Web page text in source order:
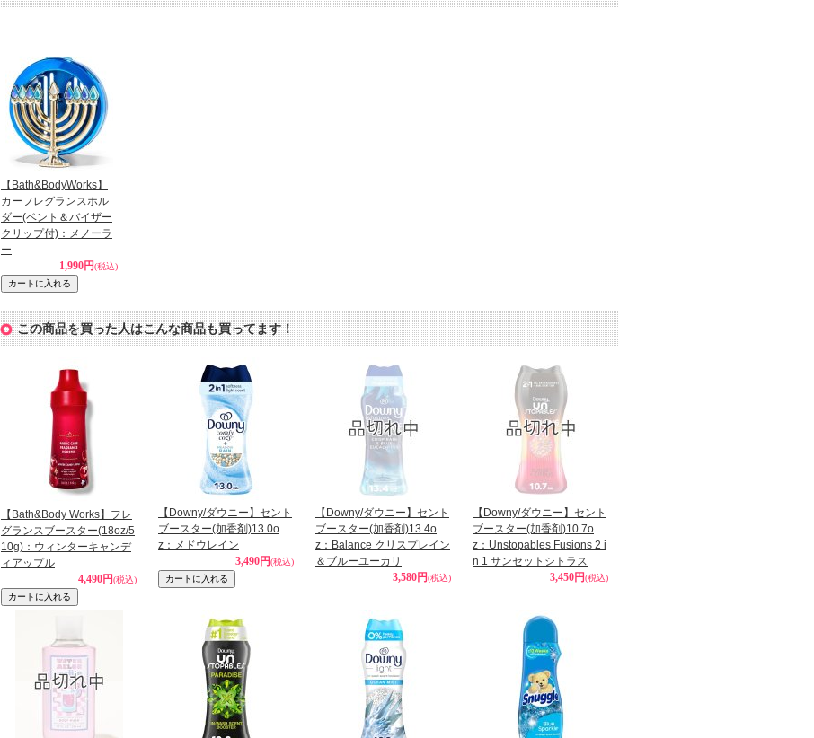
【Bath&BodyWorks】
カーフレグランスホル
ダー(ベント＆バイザー
クリップ付)：メノーラ
ー
1,990円(税込)
この商品を買った人はこんな商品も買ってます！
【Bath&Body Works】フレ
グランスブースター(18oz/5
10g)：ウィンターキャンデ
ィアップル
4,490円(税込)
【Downy/ダウニー】セント
ブースター(加香剤)13.0o
z：メドウレイン
3,490円(税込)
【Downy/ダウニー】セント
ブースター(加香剤)13.4o
z：Balance クリスプレイン
＆ブルーユーカリ
3,580円(税込)
【Downy/ダウニー】セント
ブースター(加香剤)10.7o
z：Unstopables Fusions 2 i
n 1 サンセットシトラス
3,450円(税込)